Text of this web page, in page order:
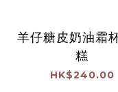
羊仔糖皮奶油霜
糕
HK$240.00